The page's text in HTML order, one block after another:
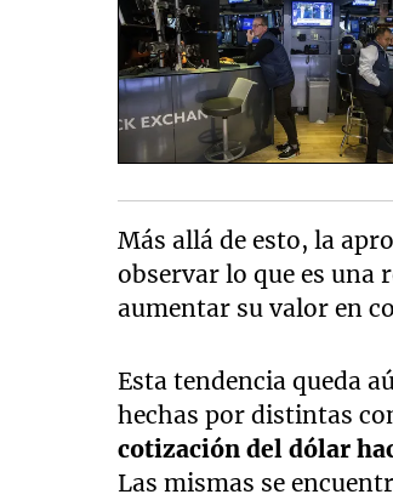
Más allá de esto, la
observar lo que es una
aumentar su valor en
Esta tendencia queda
hechas por distintas
cotización del dólar
Las mismas se